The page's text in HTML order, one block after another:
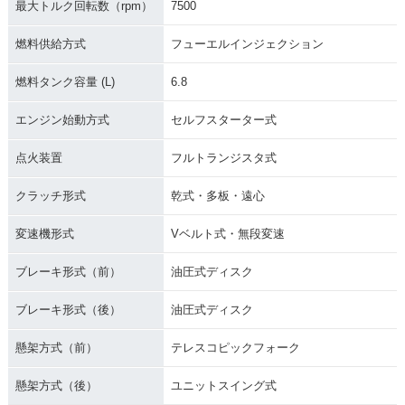
最大トルク回転数（rpm） 7500
燃料供給方式 フューエルインジェクション
燃料タンク容量 (L) 6.8
エンジン始動方式 セルフスターター式
点火装置 フルトランジスタ式
クラッチ形式 乾式・多板・遠心
変速機形式 Vベルト式・無段変速
ブレーキ形式（前） 油圧式ディスク
ブレーキ形式（後） 油圧式ディスク
懸架方式（前） テレスコピックフォーク
懸架方式（後） ユニットスイング式